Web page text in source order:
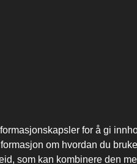
for å gi
om hvordan du
som kan kombinere den